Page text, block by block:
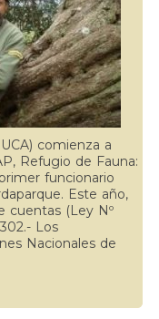
comienza a
Refugio de Fauna:
funcionario
Este año,
cuentas (Ley Nº
Los
Nacionales de